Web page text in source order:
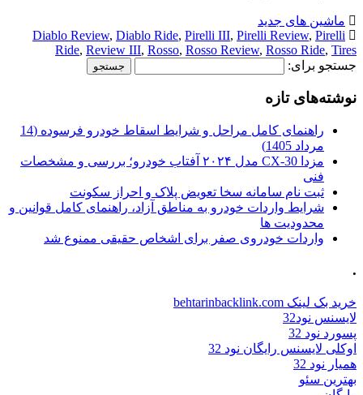
ماشین های جدید
Diablo Review, Diablo Ride, Pirelli III, Pirelli Review, Pirelli
Ride, Review III, Rosso, Rosso Review, Rosso Ride, Tires
جستجو برای:
نوشته‌های تازه
راهنمای کامل مراحل و شرایط اسقاط خودرو فرسوده (14
مرداد 1405)
مزدا CX-30 مدل ۲۰۲۴ آفتاب خودرو؛ بررسی و مشخصات
فنی
ثبت نام سامانه سخا تعویض پلاک و احراز سکونت
شرایط واردات خودرو به مناطق آزاد، راهنمای کامل قوانین و
محدودیت ها
واردات خودروی صفر برای اشخاص حقیقی ممنوع شد
.
خرید بک لینک behtarinbacklink.com
لایسنس نود32
پسورد نود 32
اوکلی لایسنس رایگان نود 32
همیار نود 32
بهترین سئو